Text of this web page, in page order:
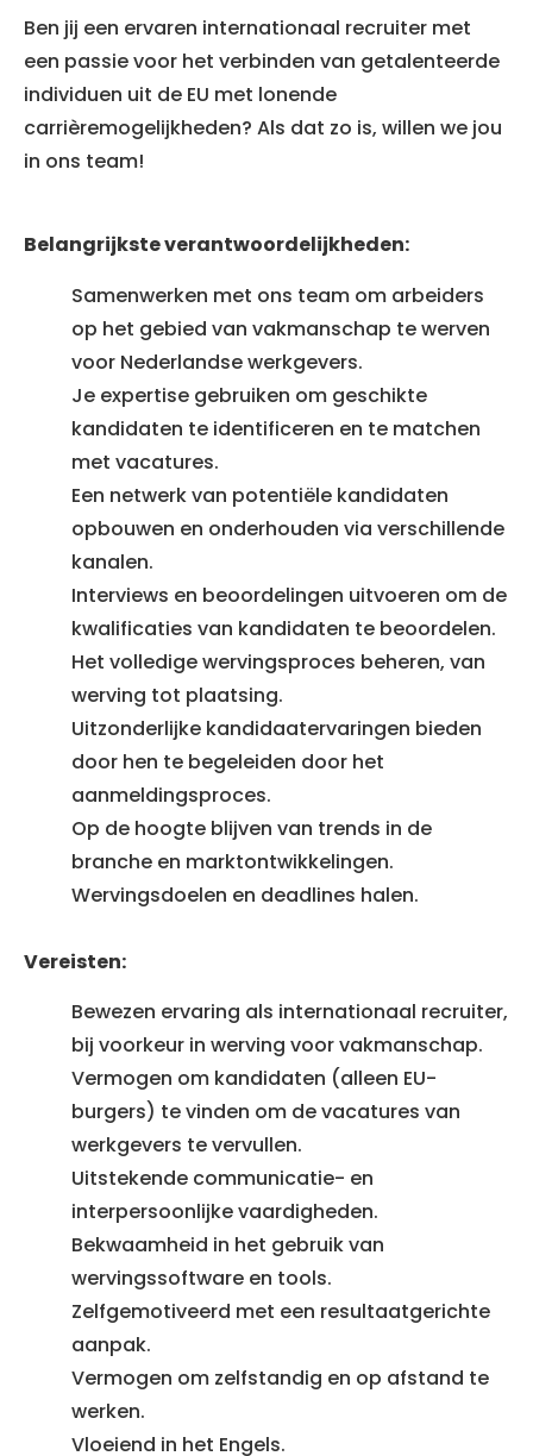
Ben jij een ervaren internationaal recruiter met
een passie voor het verbinden van getalenteerde
individuen uit de EU met lonende
carrièremogelijkheden? Als dat zo is, willen we jou
in ons team!
Belangrijkste verantwoordelijkheden:
Samenwerken met ons team om arbeiders
op het gebied van vakmanschap te werven
voor Nederlandse werkgevers.
Je expertise gebruiken om geschikte
kandidaten te identificeren en te matchen
met vacatures.
Een netwerk van potentiële kandidaten
opbouwen en onderhouden via verschillende
kanalen.
Interviews en beoordelingen uitvoeren om de
kwalificaties van kandidaten te beoordelen.
Het volledige wervingsproces beheren, van
werving tot plaatsing.
Uitzonderlijke kandidaatervaringen bieden
door hen te begeleiden door het
aanmeldingsproces.
Op de hoogte blijven van trends in de
branche en marktontwikkelingen.
Wervingsdoelen en deadlines halen.
Vereisten:
Bewezen ervaring als internationaal recruiter,
bij voorkeur in werving voor vakmanschap.
Vermogen om kandidaten (alleen EU-
burgers) te vinden om de vacatures van
werkgevers te vervullen.
Uitstekende communicatie- en
interpersoonlijke vaardigheden.
Bekwaamheid in het gebruik van
wervingssoftware en tools.
Zelfgemotiveerd met een resultaatgerichte
aanpak.
Vermogen om zelfstandig en op afstand te
werken.
Vloeiend in het Engels.